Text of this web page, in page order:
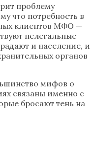
проблему
что потребность в
клиентов МФО —
нелегальные
и население, и
органов
мифов о
связаны именно с
бросают тень на